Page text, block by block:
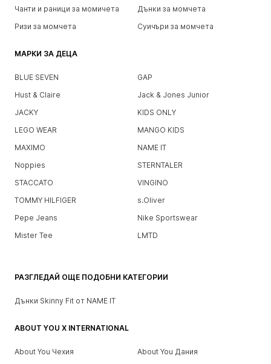
Чанти и раници за момичета
Дънки за момчета
Ризи за момчета
Суичъри за момчета
МАРКИ ЗА ДЕЦА
BLUE SEVEN
GAP
Hust & Claire
Jack & Jones Junior
JACKY
KIDS ONLY
LEGO WEAR
MANGO KIDS
MAXIMO
NAME IT
Noppies
STERNTALER
STACCATO
VINGINO
TOMMY HILFIGER
s.Oliver
Pepe Jeans
Nike Sportswear
Mister Tee
LMTD
РАЗГЛЕДАЙ ОЩЕ ПОДОБНИ КАТЕГОРИИ
Дънки Skinny Fit от NAME IT
ABOUT YOU X INTERNATIONAL
About You Чехия
About You Дания